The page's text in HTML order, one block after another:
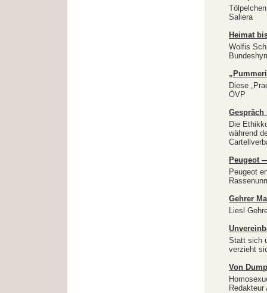
Saliera
Heimat
Wolfis
Diese
ÖVP
Gespräch
Die
während
Peugeot
Peugeot
Gehrer
Liesl
Statt sich
verzieht
Von